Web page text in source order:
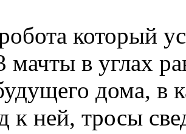
который
мачты в углах
дома, в
к ней, тросы